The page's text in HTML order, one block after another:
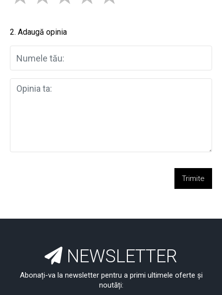
2. Adaugă opinia
Trimite
NEWSLETTER
Abonați-va la newsletter pentru a primi ultimele oferte și
noutăți: